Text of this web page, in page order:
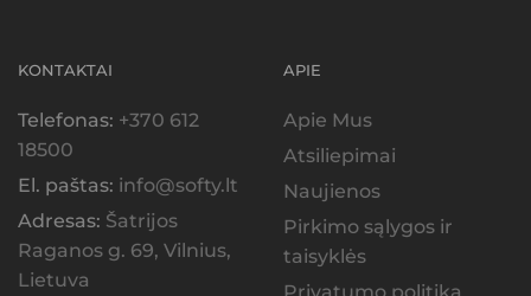
KONTAKTAI
Telefonas: +370 612
18500
El. paštas: info@softy.lt
Adresas: Šatrijos
Raganos g. 69, Vilnius,
Lietuva
APIE
Apie Mus
Atsiliepimai
Naujienos
Pirkimo sąlygos ir
taisyklės